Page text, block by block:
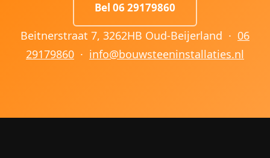
Bel 06 29179860
Beitnerstraat 7, 3262HB Oud-Beijerland · 06
29179860 · info@bouwsteeninstallaties.nl